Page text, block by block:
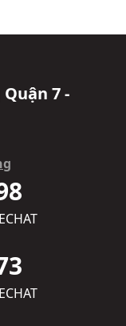
Quận 7 -